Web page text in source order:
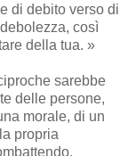
di debito verso di
così
della tua. »
sarebbe
delle persone,
morale, di un
propria